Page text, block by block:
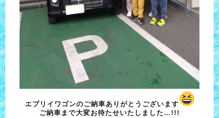
エブリイワゴンのご納車ありがとうございます
ご納車まで大変お待たせいたしました…!!!